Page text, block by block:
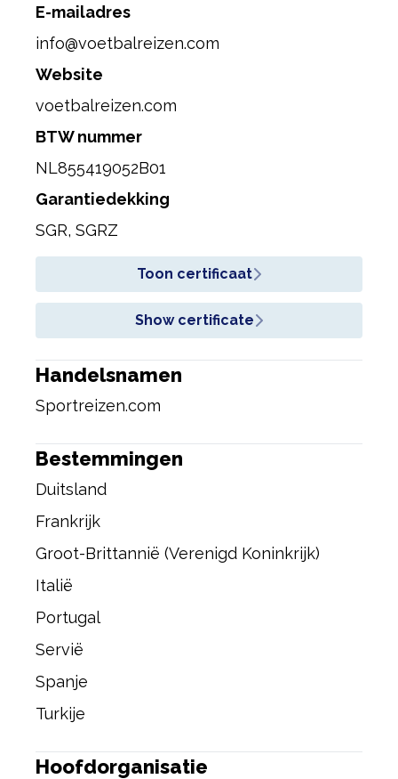
E-mailadres
info@voetbalreizen.com
Website
voetbalreizen.com
BTW nummer
NL855419052B01
Garantiedekking
SGR, SGRZ
Toon certificaat
Show certificate
Handelsnamen
Sportreizen.com
Bestemmingen
Duitsland
Frankrijk
Groot-Brittannië (Verenigd Koninkrijk)
Italië
Portugal
Servië
Spanje
Turkije
Hoofdorganisatie